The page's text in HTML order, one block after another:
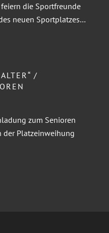
die Sportfreunde
neuen Sportplatzes…
/
zum Senioren
der Platzeinweihung